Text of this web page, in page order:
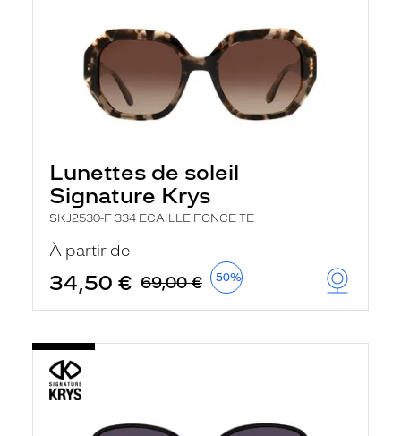
Lunettes de soleil
Signature Krys
SKJ2530-F 334 ECAILLE FONCE TE
À partir de
34,50 € 69,00 € -50%